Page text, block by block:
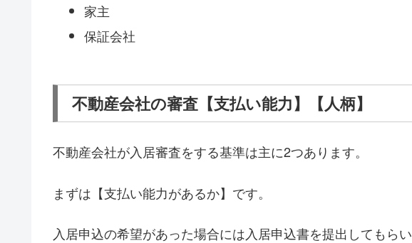
家主
保証会社
不動産会社の審査【支払い能力】【人柄】
不動産会社が入居審査をする基準は主に2つあります。
まずは【支払い能力があるか】です。
入居申込の希望があった場合には入居申込書を提出してもらい